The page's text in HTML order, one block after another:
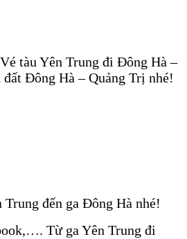
tàu Yên Trung đi Đông Hà –
Đông Hà – Quảng Trị nhé!
đến ga Đông Hà nhé!
Từ ga Yên Trung đi